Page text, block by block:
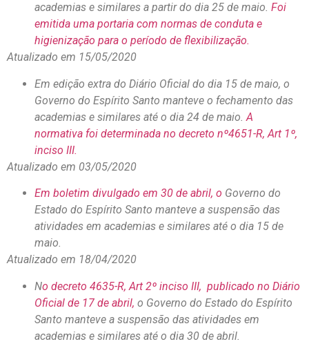
academias e similares a partir do dia 25 de maio. Foi
emitida uma portaria com normas de conduta e
higienização para o período de flexibilização.
Atualizado em 15/05/2020
Em edição extra do Diário Oficial do dia 15 de maio, o
Governo do Espírito Santo manteve o fechamento das
academias e similares até o dia 24 de maio. A
normativa foi determinada no decreto nº4651-R, Art 1º,
inciso III.
Atualizado em 03/05/2020
Em boletim divulgado em 30 de abril, o Governo do
Estado do Espírito Santo manteve a suspensão das
atividades em academias e similares até o dia 15 de
maio.
Atualizado em 18/04/2020
No decreto 4635-R, Art 2º inciso III, publicado no Diário
Oficial de 17 de abril, o Governo do Estado do Espírito
Santo manteve a suspensão das atividades em
academias e similares até o dia 30 de abril.